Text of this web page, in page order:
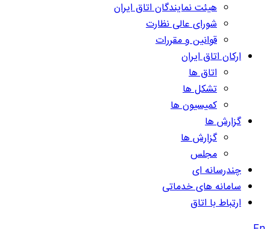
هیئت نمایندگان اتاق ایران
شورای عالی نظارت
قوانین و مقررات
ارکان اتاق ایران
اتاق ها
تشکل ها
کمیسیون ها
گزارش ها
گزارش ها
مجلس
چندرسانه ای
سامانه های خدماتی
ارتباط با اتاق